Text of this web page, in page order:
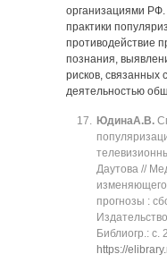
организациями
практики
противодействие
познания,
рисков, связанных
деятельностью
ЮдинаА.В.
Даутова //
прогнозы :
Библиогр.: с.
https://